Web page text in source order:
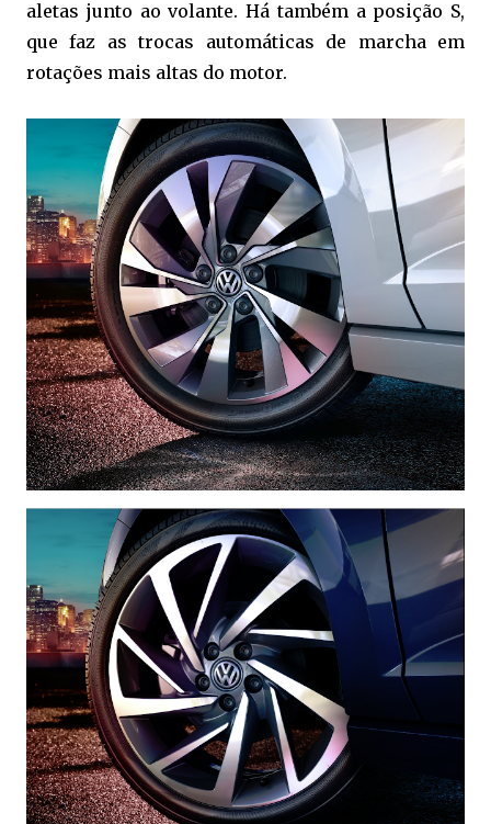
aletas junto ao volante. Há também a posição S,
que faz as trocas automáticas de marcha em
rotações mais altas do motor.